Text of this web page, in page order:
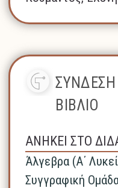
ΣΥΝΔΕΣΗ
ΒΙΒΛΙΟ
ΑΝΗΚΕΙ ΣΤΟ
Άλγεβρα (A΄
Συγγραφική